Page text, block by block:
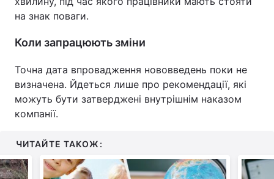
на знак поваги.
Коли запрацюють зміни
Точна дата впровадження нововведень поки не
визначена. Йдеться лише про рекомендації, які
можуть бути затверджені внутрішнім наказом
компанії.
ЧИТАЙТЕ ТАКОЖ: